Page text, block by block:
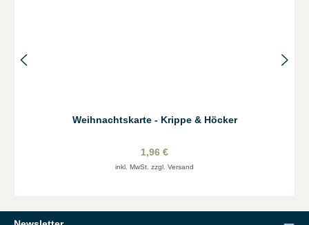
Weihnachtskarte - Krippe & Höcker
1,96 €
inkl. MwSt. zzgl. Versand